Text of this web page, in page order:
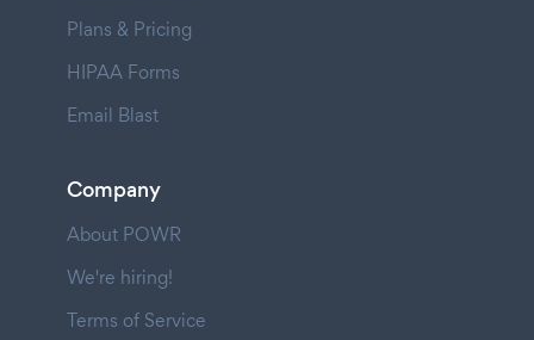
Plans & Pricing
HIPAA Forms
Email Blast
Company
About POWR
We're hiring!
Terms of Service